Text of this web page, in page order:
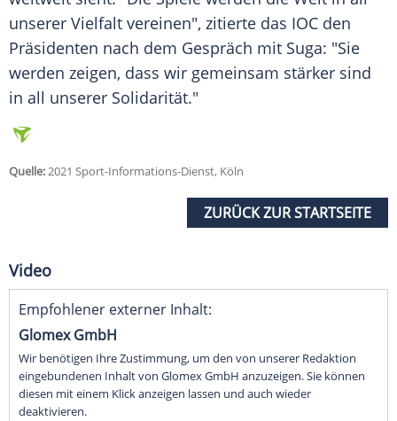
unserer Vielfalt vereinen", zitierte das IOC den
Präsidenten nach dem Gespräch mit Suga: "Sie
werden zeigen, dass wir gemeinsam stärker sind
in all unserer Solidarität."
Quelle:2021 Sport-Informations-Dienst, Köln
ZURÜCK ZUR STARTSEITE
Video
Empfohlener externer Inhalt:
Glomex GmbH
Wir benötigen Ihre Zustimmung, um den von unserer Redaktion
eingebundenen Inhalt von Glomex GmbH anzuzeigen. Sie können
diesen mit einem Klick anzeigen lassen und auch wieder
deaktivieren.